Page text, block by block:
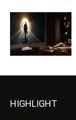
HIGHLIGHT